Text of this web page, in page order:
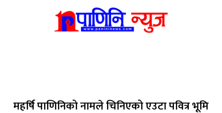
महर्षि पाणिनिको नामले चिनिएको एउटा पवित्र भूमि